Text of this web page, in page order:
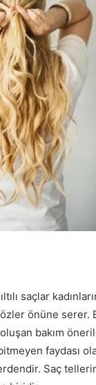
saçlar
önüne serer.
bakım
faydası
Saç